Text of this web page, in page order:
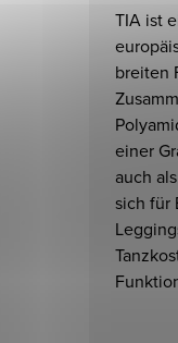
TIA ist
breiten
einer
auch
sich für